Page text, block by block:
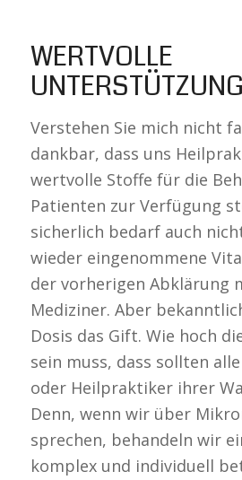
WERTVOLLE
UNTERSTÜTZUNG
Verstehen Sie mich nicht
dankbar, dass uns
wertvolle Stoffe für die
Patienten zur Verfügung
sicherlich bedarf auch
wieder eingenommene
der vorherigen Abklärung
Mediziner. Aber
Dosis das Gift. Wie hoch
sein muss, dass sollten
oder Heilpraktiker ihrer
Denn, wenn wir über
sprechen, behandeln wir
komplex und individuell